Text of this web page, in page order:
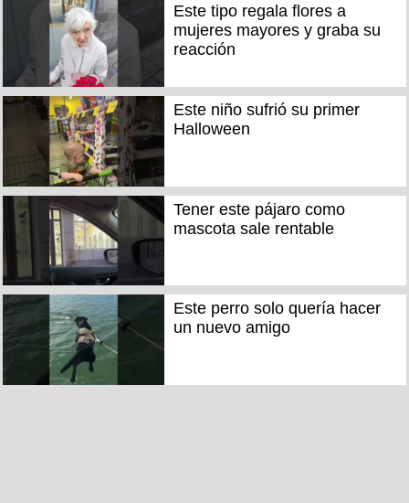
Este tipo regala flores a
mujeres mayores y graba su
reacción
Este niño sufrió su primer
Halloween
Tener este pájaro como
mascota sale rentable
Este perro solo quería hacer
un nuevo amigo